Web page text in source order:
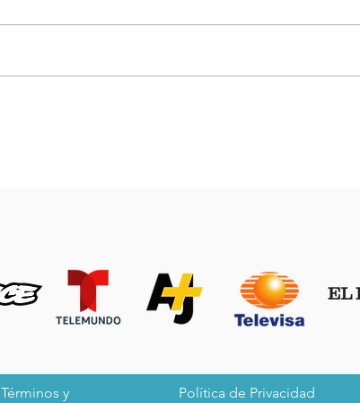
Cero Basura en tu baño
Términos y
Política de Privacidad